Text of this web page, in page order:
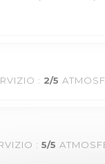
: 2/5
: 5/5